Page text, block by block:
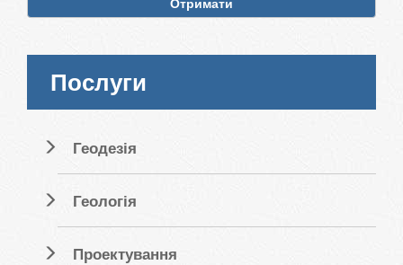
Послуги
Геодезія
Геологія
Проектування